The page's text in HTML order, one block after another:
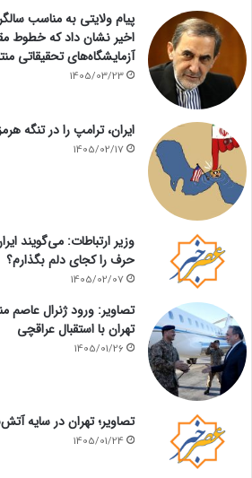
پیام ولایتی به مناسب
اخیر نشان داد که خطوط
آزمایشگاه‌های تحقیقاتی
1405/03/23
ایران، ترامپ را در تنگه
1405/02/17
وزیر ارتباطات: می‌گویند
حرف را کجای دلم بگذارم؟
1405/02/07
تصاویر: ورود ژنرال عاصم
تهران با استقبال عراقچی
1405/01/26
تصاویر؛ تهران در سایه
1405/01/24